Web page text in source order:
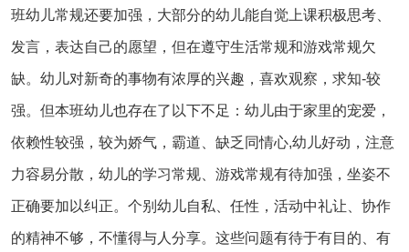
班幼儿常规还要加强，大部分的幼儿能自觉上课积极思考、
发言，表达自己的愿望，但在遵守生活常规和游戏常规欠
缺。幼儿对新奇的事物有浓厚的兴趣，喜欢观察，求知-较
强。但本班幼儿也存在了以下不足：幼儿由于家里的宠爱，
依赖性较强，较为娇气，霸道、缺乏同情心,幼儿好动，注意
力容易分散，幼儿的学习常规、游戏常规有待加强，坐姿不
正确要加以纠正。个别幼儿自私、任性，活动中礼让、协作
的精神不够，不懂得与人分享。这些问题有待于有目的、有